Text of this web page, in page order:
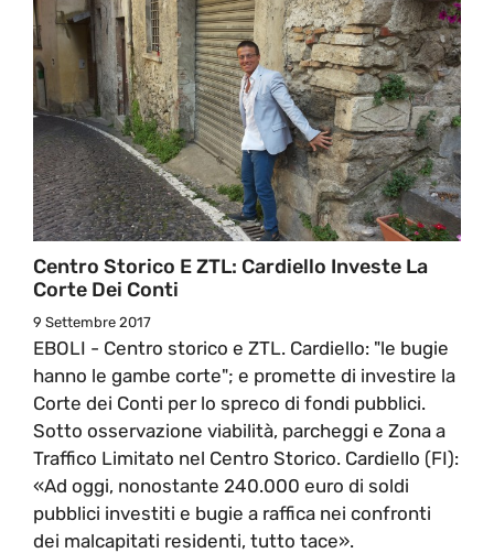
Centro Storico E ZTL: Cardiello Investe La
Corte Dei Conti
9 Settembre 2017
EBOLI - Centro storico e ZTL. Cardiello: "le bugie
hanno le gambe corte"; e promette di investire la
Corte dei Conti per lo spreco di fondi pubblici.
Sotto osservazione viabilità, parcheggi e Zona a
Traffico Limitato nel Centro Storico. Cardiello (FI):
«Ad oggi, nonostante 240.000 euro di soldi
pubblici investiti e bugie a raffica nei confronti
dei malcapitati residenti, tutto tace».